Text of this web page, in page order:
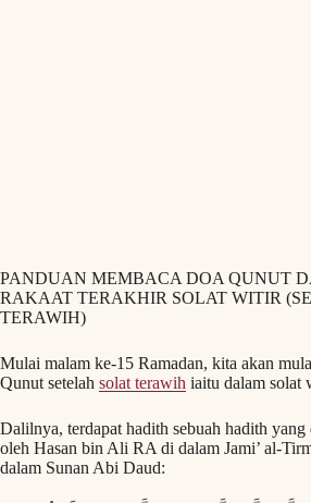
PANDUAN MEMBACA DOA QUNUT
RAKAAT TERAKHIR SOLAT WITIR
TERAWIH)
Mulai malam ke-15 Ramadan, kita akan
Qunut setelah solat terawih iaitu dalam solat
Dalilnya, terdapat hadith sebuah hadith
oleh Hasan bin Ali RA di dalam Jami’ al-
dalam Sunan Abi Daud: